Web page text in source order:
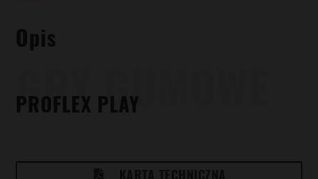
Opis
GRY GUMOWE
PROFLEX PLAY